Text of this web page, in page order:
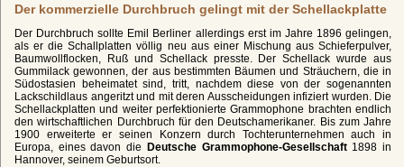
Der kommerzielle Durchbruch gelingt mit der Schellackplatte
Der Durchbruch sollte Emil Berliner allerdings erst im Jahre 1896 gelingen,
als er die Schallplatten völlig neu aus einer Mischung aus Schieferpulver,
Baumwollflocken, Ruß und Schellack presste. Der Schellack wurde aus
Gummilack gewonnen, der aus bestimmten Bäumen und Sträuchern, die in
Südostasien beheimatet sind, tritt, nachdem diese von der sogenannten
Lackschildlaus angeritzt und mit deren Ausscheidungen infiziert wurden. Die
Schellackplatten und weiter perfektionierte Grammophone brachten endlich
den wirtschaftlichen Durchbruch für den Deutschamerikaner. Bis zum Jahre
1900 erweiterte er seinen Konzern durch Tochterunternehmen auch in
Europa, eines davon die Deutsche Grammophone-Gesellschaft1898 in
Hannover, seinem Geburtsort.